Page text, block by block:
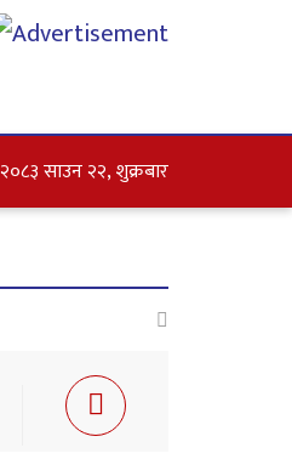
२०८३ साउन २२, शुक्रबार